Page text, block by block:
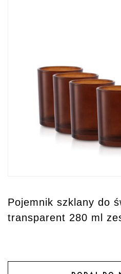
Pojemnik szklany do
transparent 280 ml